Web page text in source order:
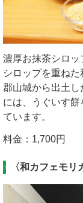
濃厚お抹茶シロ
シロップを重ね
郡山城から出土
には、うぐいす
ています。
料金：1,700円
〈和カフェモリ